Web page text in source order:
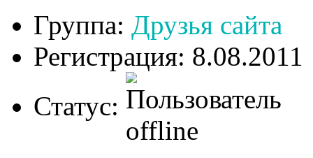
Группа: Друзья сайта
Регистрация: 8.08.2011
Статус: